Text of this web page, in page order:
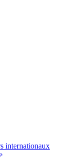
internationaux